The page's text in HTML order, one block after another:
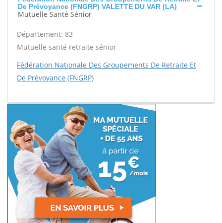
De Prévoyance (FNGRP) VALETTE DU VAR (LA)
Mutuelle Santé Sénior
Département: 83
Mutuelle santé retraite sénior
Fédération Nationale Des Groupements De Retraite Et
De Prévoyance (FNGRP)